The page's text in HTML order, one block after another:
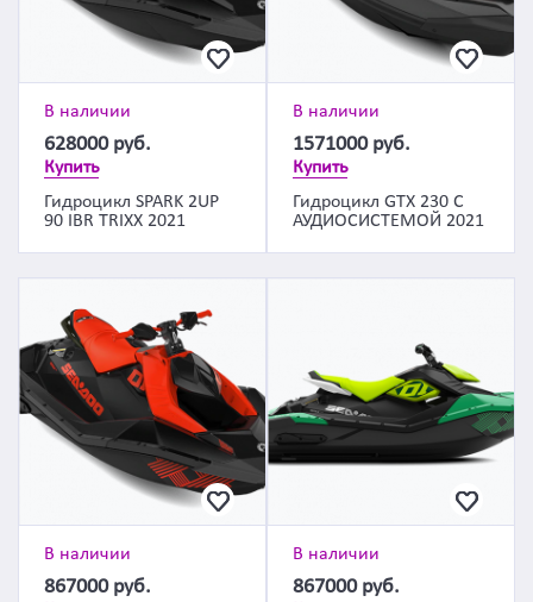
В наличии
628000 руб.
Купить
Гидроцикл SPARK 2UP
90 IBR TRIXX 2021
В наличии
1571000 руб.
Купить
Гидроцикл GTX 230 С
АУДИОСИСТЕМОЙ 2021
В наличии
867000 руб.
В наличии
867000 руб.